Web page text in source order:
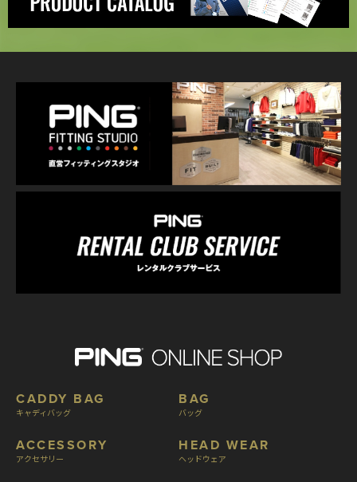
CADDY BAG
キャディバッグ
ACCESSORY
アクセサリー
BAG
バッグ
HEAD WEAR
ヘッドウェア